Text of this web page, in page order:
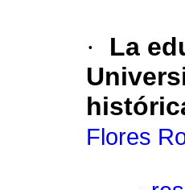
·
La
Flores